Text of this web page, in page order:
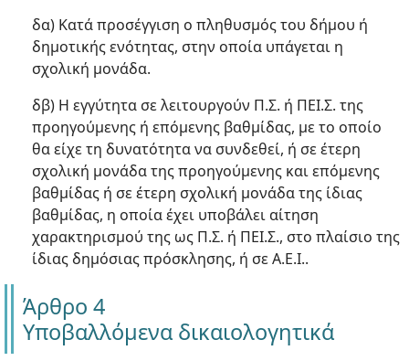
δα) Κατά προσέγγιση ο πληθυσμός του δήμου ή
δημοτικής ενότητας, στην οποία υπάγεται η
σχολική μονάδα.
δβ) Η εγγύτητα σε λειτουργούν Π.Σ. ή ΠΕΙ.Σ. της
προηγούμενης ή επόμενης βαθμίδας, με το οποίο
θα είχε τη δυνατότητα να συνδεθεί, ή σε έτερη
σχολική μονάδα της προηγούμενης και επόμενης
βαθμίδας ή σε έτερη σχολική μονάδα της ίδιας
βαθμίδας, η οποία έχει υποβάλει αίτηση
χαρακτηρισμού της ως Π.Σ. ή ΠΕΙ.Σ., στο πλαίσιο της
ίδιας δημόσιας πρόσκλησης, ή σε Α.Ε.Ι..
Άρθρο 4
Υποβαλλόμενα δικαιολογητικά